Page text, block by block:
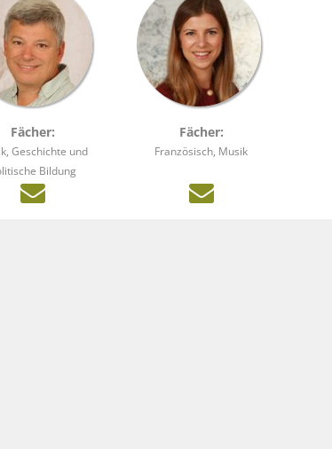
Fächer:
Geschichte und
Bildung
Fächer:
Französisch, Musik